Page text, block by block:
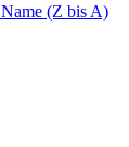
Name (Z bis A)